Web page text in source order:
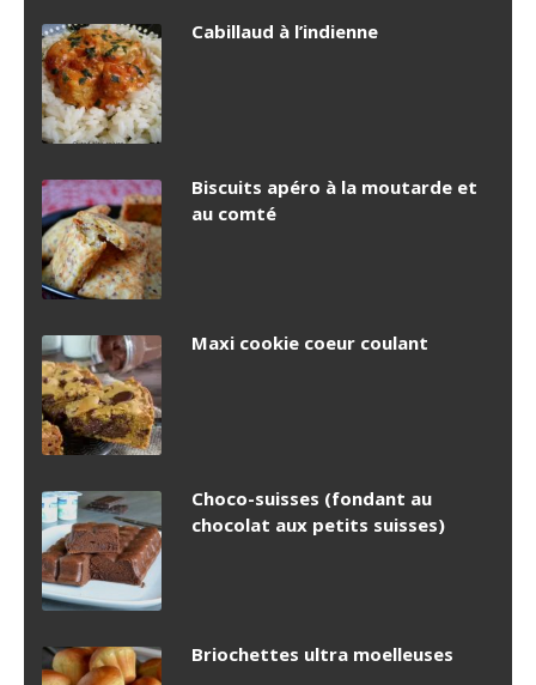
Cabillaud à l’indienne
Biscuits apéro à la moutarde et
au comté
Maxi cookie coeur coulant
Choco-suisses (fondant au
chocolat aux petits suisses)
Briochettes ultra moelleuses